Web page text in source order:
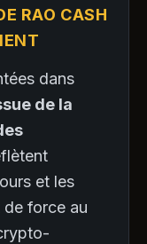
RAO CASH
dans
de la
et les
force au